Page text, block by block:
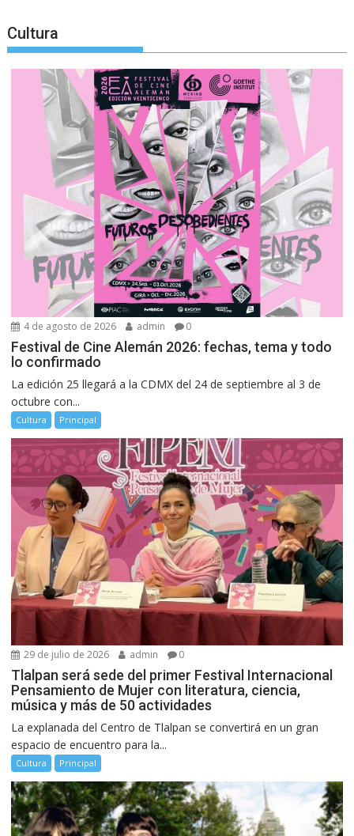
Cultura
4 de agosto de 2026 admin 0
Festival de Cine Alemán 2026: fechas, tema y todo
lo confirmado
La edición 25 llegará a la CDMX del 24 de septiembre al 3 de
octubre con...
Cultura Principal
29 de julio de 2026 admin 0
Tlalpan será sede del primer Festival Internacional
Pensamiento de Mujer con literatura, ciencia,
música y más de 50 actividades
La explanada del Centro de Tlalpan se convertirá en un gran
espacio de encuentro para la...
Cultura Principal